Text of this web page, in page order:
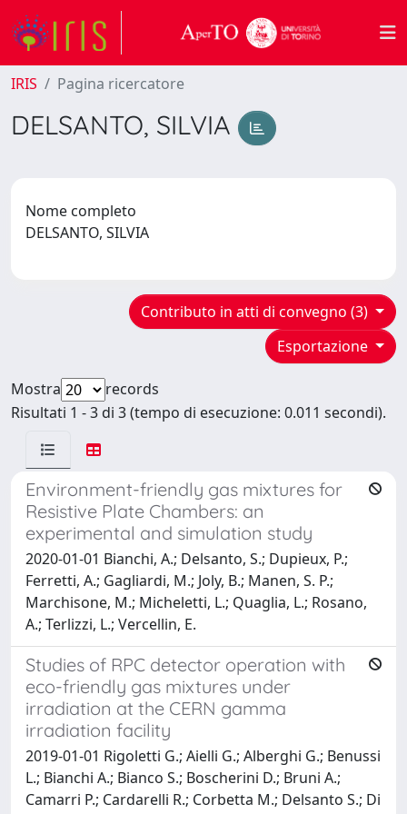
IRIS Pagina ricercatore
DELSANTO, SILVIA
Nome completo
DELSANTO, SILVIA
Contributo in atti di convegno (3)
Esportazione
Mostra
records
Risultati 1 - 3 di 3 (tempo di esecuzione: 0.011 secondi).
Environment-friendly gas mixtures for
Resistive Plate Chambers: an
experimental and simulation study
2020-01-01 Bianchi, A.; Delsanto, S.; Dupieux, P.;
Ferretti, A.; Gagliardi, M.; Joly, B.; Manen, S. P.;
Marchisone, M.; Micheletti, L.; Quaglia, L.; Rosano,
A.; Terlizzi, L.; Vercellin, E.
Studies of RPC detector operation with
eco-friendly gas mixtures under
irradiation at the CERN gamma
irradiation facility
2019-01-01 Rigoletti G.; Aielli G.; Alberghi G.; Benussi
L.; Bianchi A.; Bianco S.; Boscherini D.; Bruni A.;
Camarri P.; Cardarelli R.; Corbetta M.; Delsanto S.; Di